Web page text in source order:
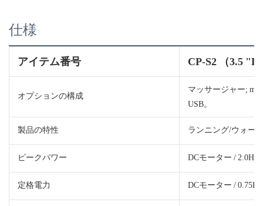
仕様
アイテム番号 CP-S2 （3.5
オプションの構成
マッサージャー;
USB。
製品の特性 ランニング/ウォー
ピークパワー DCモーター / 2.0HP
定格電力 DCモーター / 0.75HP